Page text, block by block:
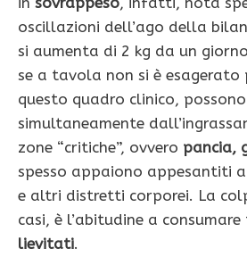
oscillazioni dell’ago della
si aumenta di 2 kg da un
se a tavola non si è esagerato
questo quadro clinico,
simultaneamente
zone “critiche”, ovvero pan­cia,
spesso appaiono appesan­titi
e altri distretti corporei. La
casi, è l’abitudine a
lievitati.